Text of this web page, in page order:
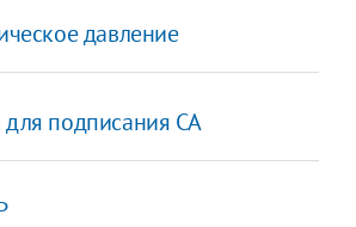
давление
подписания СА